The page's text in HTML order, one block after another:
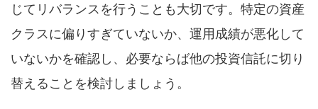
じてリバランスを行うことも大切です。特定の資産
クラスに偏りすぎていないか、運用成績が悪化して
いないかを確認し、必要ならば他の投資信託に切り
替えることを検討しましょう。